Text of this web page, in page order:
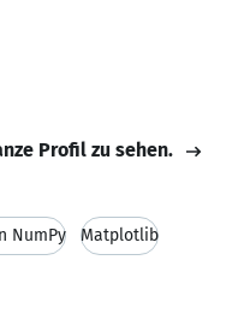
Profil zu sehen.
NumPy Matplotlib